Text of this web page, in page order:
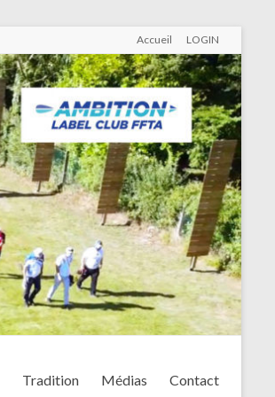
Accueil LOGIN
Tradition Médias Contact